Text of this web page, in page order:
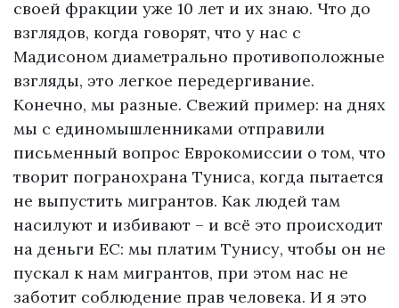
своей фракции уже 10 лет и их знаю. Что до
взглядов, когда говорят, что у нас с
Мадисоном диаметрально противоположные
взгляды, это легкое передергивание.
Конечно, мы разные. Свежий пример: на днях
мы с единомышленниками отправили
письменный вопрос Еврокомиссии о том, что
творит погранохрана Туниса, когда пытается
не выпустить мигрантов. Как людей там
насилуют и избивают – и всё это происходит
на деньги ЕС: мы платим Тунису, чтобы он не
пускал к нам мигрантов, при этом нас не
заботит соблюдение прав человека. И я это